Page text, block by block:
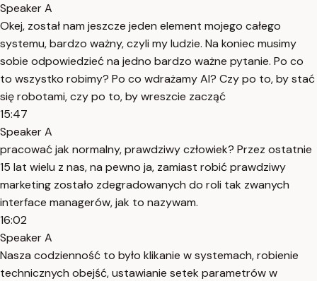
Speaker A
Okej, został nam jeszcze jeden element mojego całego
systemu, bardzo ważny, czyli my ludzie. Na koniec musimy
sobie odpowiedzieć na jedno bardzo ważne pytanie. Po co
to wszystko robimy? Po co wdrażamy AI? Czy po to, by stać
się robotami, czy po to, by wreszcie zacząć
15:47
Speaker A
pracować jak normalny, prawdziwy człowiek? Przez ostatnie
15 lat wielu z nas, na pewno ja, zamiast robić prawdziwy
marketing zostało zdegradowanych do roli tak zwanych
interface managerów, jak to nazywam.
16:02
Speaker A
Nasza codzienność to było klikanie w systemach, robienie
technicznych obejść, ustawianie setek parametrów w